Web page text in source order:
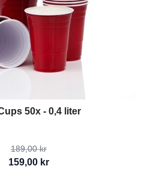
50x - 0,4 liter
chosen on the product page
189,00 kr
159,00 kr